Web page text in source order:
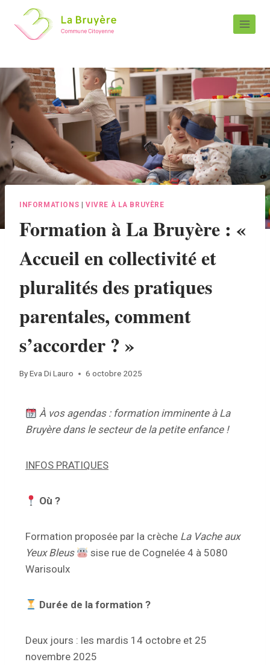
INFORMATIONS | VIVRE À LA BRUYÈRE
Formation à La Bruyère : «
Accueil en collectivité et
pluralités des pratiques
parentales, comment
s’accorder ? »
ByEva Di Lauro 6 octobre 2025
À vos agendas : formation imminente à La
Bruyère dans le secteur de la petite enfance !
INFOS PRATIQUES
Où ?
Formation proposée par la crèche La Vache aux
Yeux Bleus
sise rue de Cognelée 4 à 5080
Warisoulx
Durée de la formation ?
Deux jours : les mardis 14 octobre et 25
novembre 2025